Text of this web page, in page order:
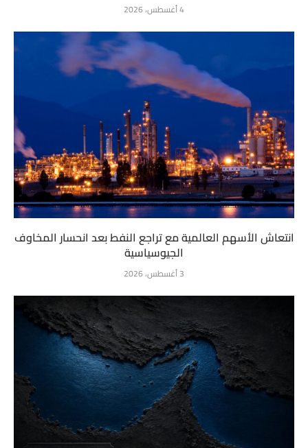
4 أغسطس، 2026
انتعاش الأسهم العالمية مع تراجع النفط بعد انحسار المخاوف
الجيوسياسية
3 أغسطس، 2026